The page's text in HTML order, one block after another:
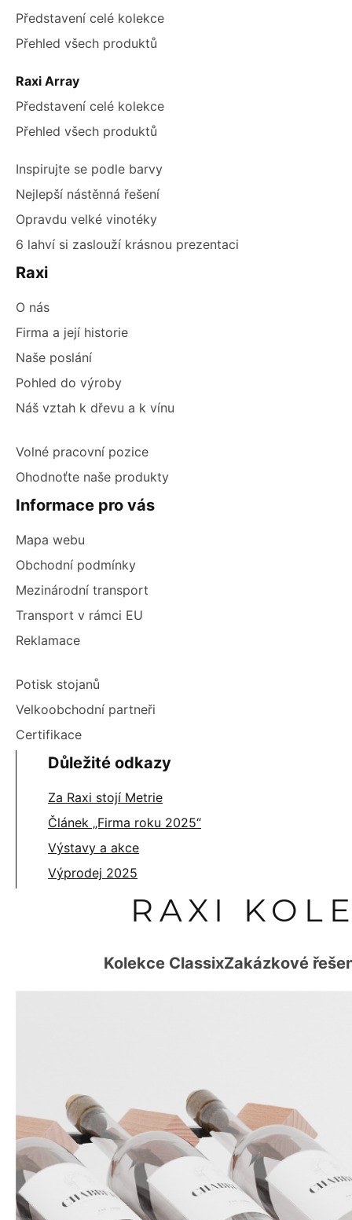
Představení celé kolekce
Přehled všech produktů
Raxi Array
Představení celé kolekce
Přehled všech produktů
Inspirujte se podle barvy
Nejlepší nástěnná řešení
Opravdu velké vinotéky
6 lahví si zaslouží krásnou prezentaci
Raxi
O nás
Firma a její historie
Naše poslání
Pohled do výroby
Náš vztah k dřevu a k vínu
Volné pracovní pozice
Ohodnoťte naše produkty
Informace pro vás
Mapa webu
Obchodní podmínky
Mezinárodní transport
Transport v rámci EU
Reklamace
Potisk stojanů
Velkoobchodní partneři
Certifikace
Důležité odkazy
Za Raxi stojí Metrie
Článek „Firma roku 2025“
Výstavy a akce
Výprodej 2025
RAXI
Kolekce ClassixZakázkové